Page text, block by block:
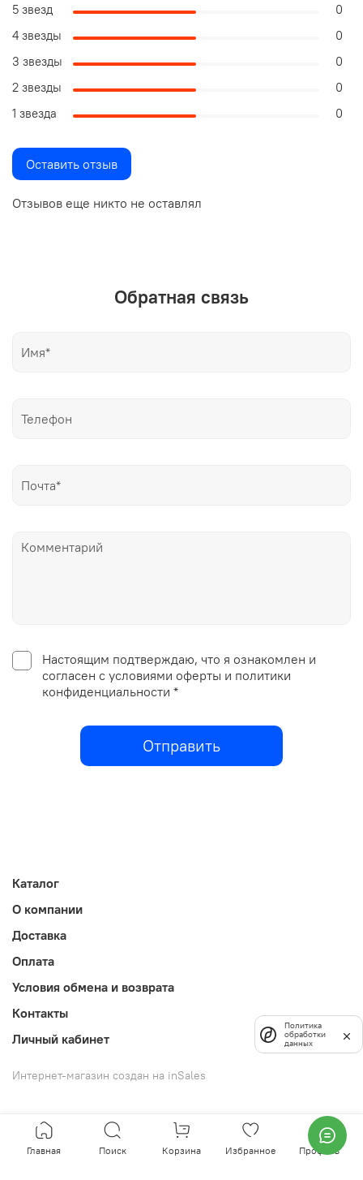
Отзывов еще никто не оставлял
5 звезд
0
4 звезды
0
3 звезды
0
2 звезды
0
1 звезда
0
Оставить отзыв
Обратная связь
Настоящим подтверждаю, что я ознакомлен и
согласен с условиями оферты и политики
конфиденциальности *
Отправить
Каталог
О компании
Доставка
Оплата
Условия обмена и возврата
Контакты
Личный кабинет
Интернет-магазин создан на inSales
Главная Поиск Корзина Избранное Профиль
Политика
обработки
данных